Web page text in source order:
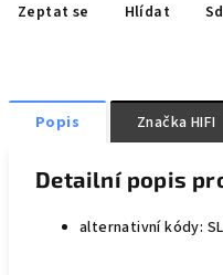
Zeptat se Hlídat
Popis Značka HIFI
Detailní popis
alternativní kódy: SL